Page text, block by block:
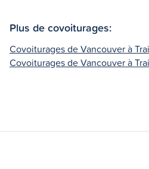
Plus de covoiturages:
Covoiturages de Vancouver à
Covoiturages de Vancouver à